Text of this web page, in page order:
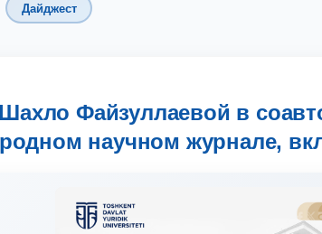
Дайджест
Файзуллаевой в
научном журнале,